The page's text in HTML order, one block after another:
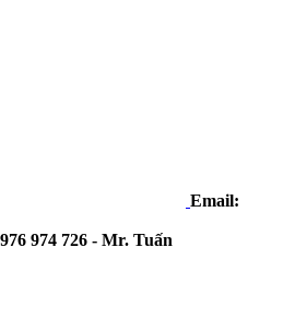
Email:
974 726 - Mr. Tuấn